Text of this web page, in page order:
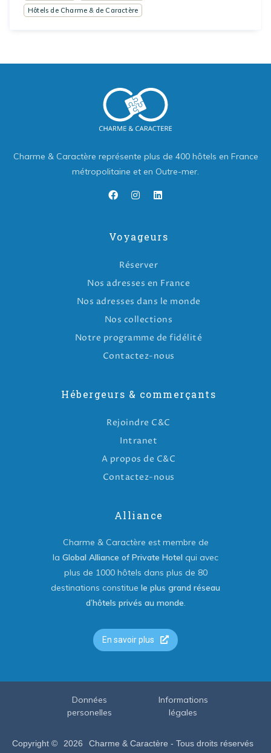
Hôtels de Charme & de Caractère
Charme & Caractère représente plus de 400 hôtels en France
métropolitaine et en Outre-mer.
Voyageurs
Réserver
Nos adresses en France
Nos adresses dans le monde
Nos collections
Notre programme de fidélité
Contactez-nous
Hébergeurs & commerçants
Rejoindre C&C
Intranet
A propos de C&C
Contactez-nous
Alliance
Charme & Caractère est membre de
la Global Alliance of Private Hotel qui avec
plus de 1000 hôtels dans plus de 80
destinations constitue le plus grand réseau
d’hôtels privés au monde.
En savoir plus
Copyright © 2026 Charme & Caractère - Tous droits réservés
Données
personelles
Informations
légales